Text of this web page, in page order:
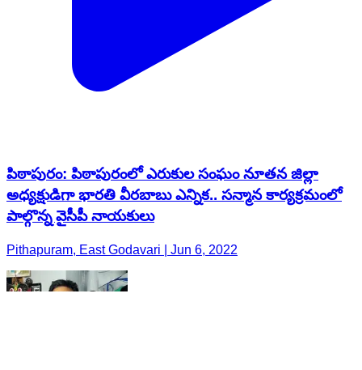
పిఠాపురం: పిఠాపురంలో ఎరుకుల సంఘం నూతన జిల్లా
అధ్యక్షుడిగా భారతి వీరబాబు ఎన్నిక.. సన్మాన కార్యక్రమంలో
పాల్గొన్న వైసీపీ నాయకులు
Pithapuram, East Godavari | Jun 6, 2022